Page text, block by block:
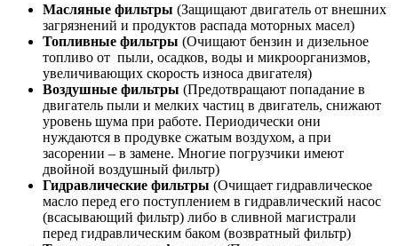
Масляные фильтры (Защищают двигатель от внешних
загрязнений и продуктов распада моторных масел)
Топливные фильтры (Очищают бензин и дизельное
топливо от пыли, осадков, воды и микроорганизмов,
увеличивающих скорость износа двигателя)
Воздушные фильтры (Предотвращают попадание в
двигатель пыли и мелких частиц в двигатель, снижают
уровень шума при работе. Периодически они
нуждаются в продувке сжатым воздухом, а при
засорении – в замене. Многие погрузчики имеют
двойной воздушный фильтр)
Гидравлические фильтры (Очищает гидравлическое
масло перед его поступлением в гидравлический насос
(всасывающий фильтр) либо в сливной магистрали
перед гидравлическим баком (возвратный фильтр)